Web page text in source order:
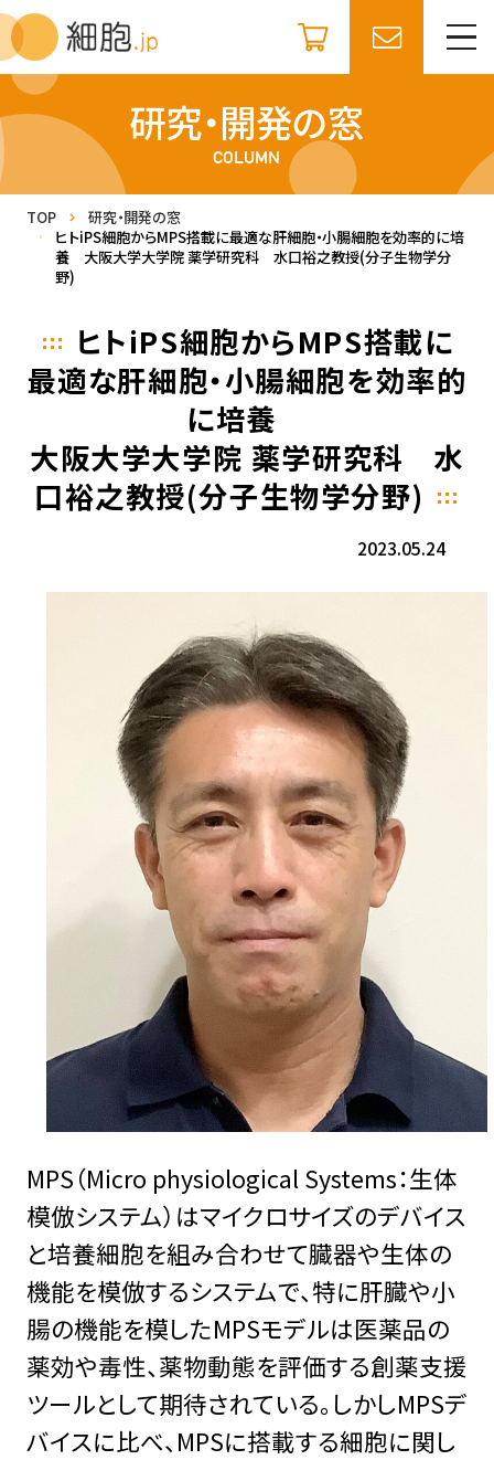
研究・開発の窓
COLUMN
TOP
研究・開発の窓
ヒトiPS細胞からMPS搭載に最適な肝細胞・小腸細胞を効率的に培
養 大阪大学大学院 薬学研究科 水口裕之教授(分子生物学分
野)
ヒトiPS細胞からMPS搭載に
最適な肝細胞・小腸細胞を効率的
に培養
大阪大学大学院 薬学研究科 水
口裕之教授(分子生物学分野)
2023.05.24
MPS（Micro physiological Systems：生体
模倣システム）はマイクロサイズのデバイス
と培養細胞を組み合わせて臓器や生体の
機能を模倣するシステムで、特に肝臓や小
腸の機能を模したMPSモデルは医薬品の
薬効や毒性、薬物動態を評価する創薬支援
ツールとして期待されている。しかしMPSデ
バイスに比べ、MPSに搭載する細胞に関し